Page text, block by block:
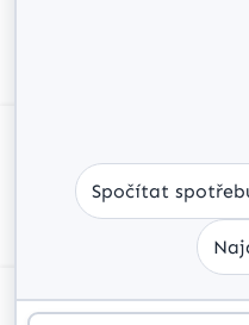
Souhlas s těmito technologiemi
chování při procházení nebo
nebo odvolání souhlasu může
Spočítat